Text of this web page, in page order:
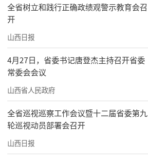
全省树立和践行正确政绩观警示教育会召
开
山西日报
4月27日，省委书记唐登杰主持召开省委
常委会会议
山西省人民政府
全省巡视巡察工作会议暨十二届省委第九
轮巡视动员部署会召开
山西日报